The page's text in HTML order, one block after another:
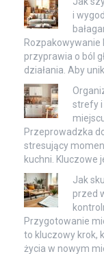
i
przyprawia o ból
działania. Aby
strefy i
Przeprowadzka
stresujący
kuchni. Kluczowe
Jak
przed
Przygotowanie
to kluczowy krok,
życia w nowym